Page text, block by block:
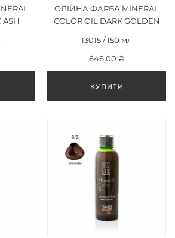
ASH
150
ОЛІЙНА ФАРБА MINERAL
COLOR OIL DARK GOLDEN
ЗОЛОТИСТИЙ БЛОНД 150
МЛ
13015 / 150 мл
646,00 ₴